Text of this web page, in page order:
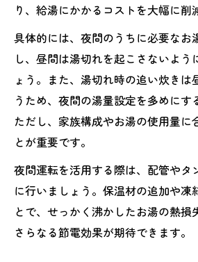
り、給湯にかかるコストを大幅に削
具体的には、夜間のうちに必要なお
し、昼間は湯切れを起こさないよう
ょう。また、湯切れ時の追い炊きは
うため、夜間の湯量設定を多めにす
ただし、家族構成やお湯の使用量に
とが重要です。
夜間運転を活用する際は、配管やタ
に行いましょう。保温材の追加や凍
とで、せっかく沸かしたお湯の熱損
さらなる節電効果が期待できます。